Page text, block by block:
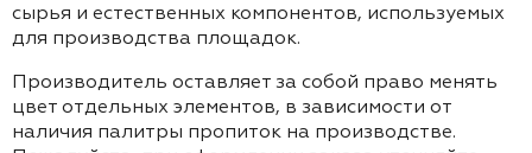
сырья и естественных компонентов, используемых
для производства площадок.
Производитель оставляет за собой право менять
цвет отдельных элементов, в зависимости от
наличия палитры пропиток на производстве.